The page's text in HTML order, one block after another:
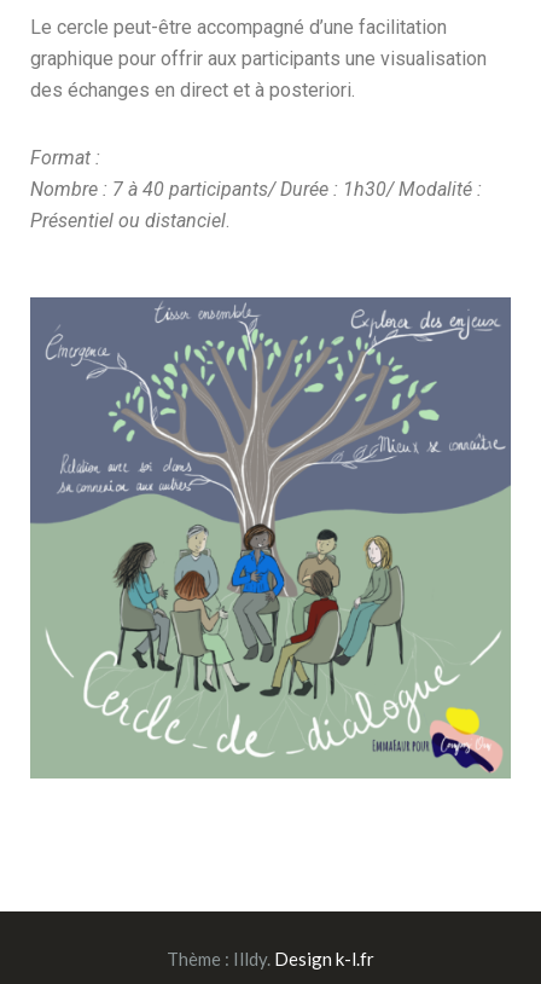
Le cercle peut-être accompagné d’une facilitation
graphique pour offrir aux participants une visualisation
des échanges en direct et à posteriori.
Format :
Nombre : 7 à 40 participants/Durée : 1h30/ Modalité :
Présentiel ou distanciel.
Thème : Illdy. Design k-l.fr